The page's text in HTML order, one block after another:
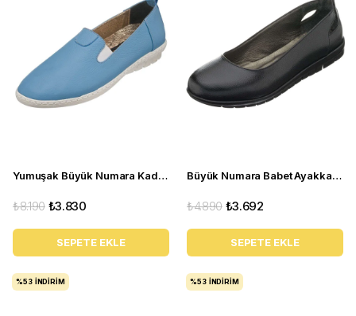
Yumuşak Büyük Numara Kadın Babet Ayakkabı PR 4411 mavi
₺3.830
₺8.190
SEPETE EKLE
Büyük Numara Babet Ayakkabı 18545 Siyah
₺3.692
₺4.890
SEPETE EKLE
%53 İNDIRIM %53 İNDIRIM